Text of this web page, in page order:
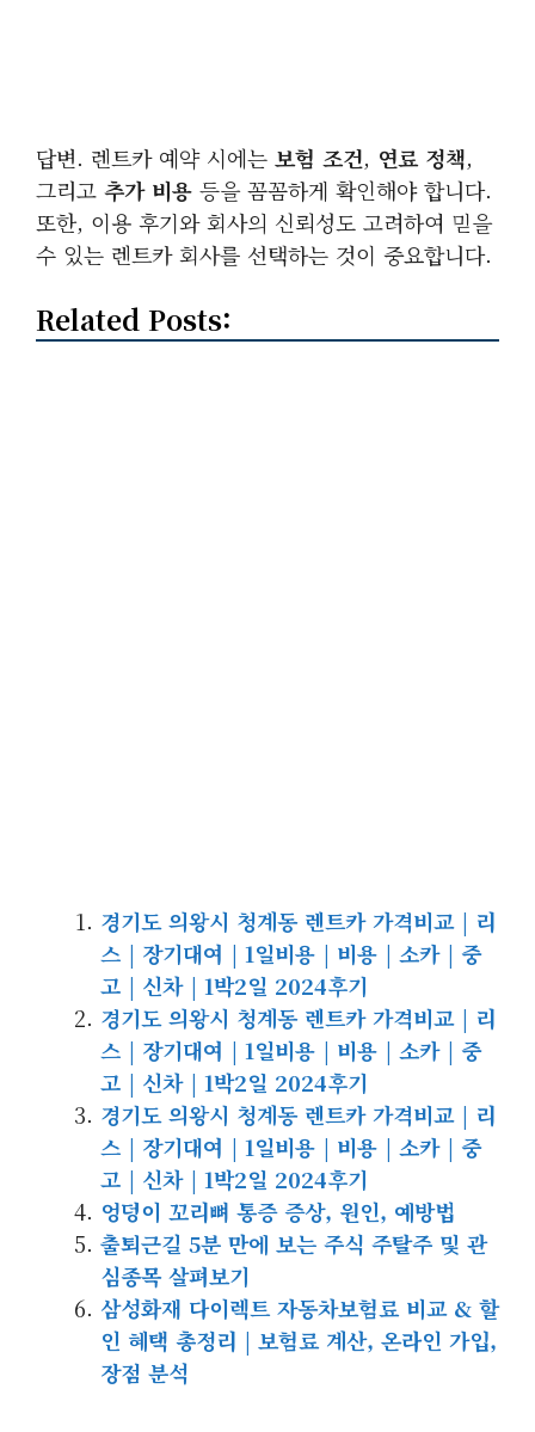
답변. 렌트카 예약 시에는 보험 조건, 연료 정책,
그리고 추가 비용 등을 꼼꼼하게 확인해야 합니다.
또한, 이용 후기와 회사의 신뢰성도 고려하여 믿을
수 있는 렌트카 회사를 선택하는 것이 중요합니다.
Related Posts:
경기도 의왕시 청계동 렌트카 가격비교 | 리
스 | 장기대여 | 1일비용 | 비용 | 소카 | 중
고 | 신차 | 1박2일 2024후기
경기도 의왕시 청계동 렌트카 가격비교 | 리
스 | 장기대여 | 1일비용 | 비용 | 소카 | 중
고 | 신차 | 1박2일 2024후기
경기도 의왕시 청계동 렌트카 가격비교 | 리
스 | 장기대여 | 1일비용 | 비용 | 소카 | 중
고 | 신차 | 1박2일 2024후기
엉덩이 꼬리뼈 통증 증상, 원인, 예방법
출퇴근길 5분 만에 보는 주식 주탈주 및 관
심종목 살펴보기
삼성화재 다이렉트 자동차보험료 비교 & 할
인 혜택 총정리 | 보험료 계산, 온라인 가입,
장점 분석